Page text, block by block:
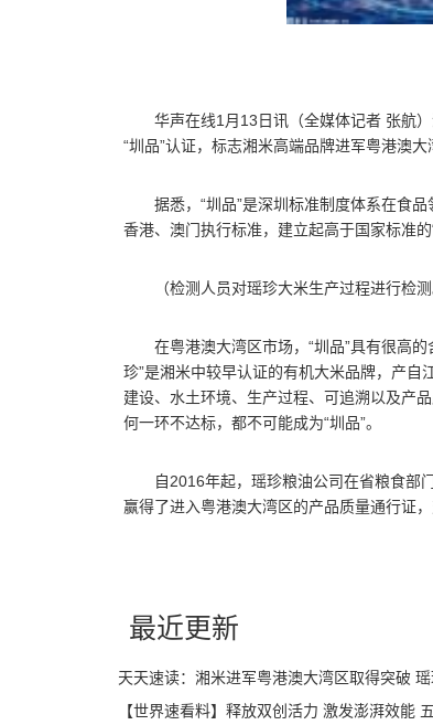
华声在线1月13日讯（全媒体记者 张航
“圳品”认证，标志湘米高端品牌进军粤港澳大
据悉，“圳品”是深圳标准制度体系在食
香港、澳门执行标准，建立起高于国家标准的
（检测人员对瑶珍大米生产过程进行检
在粤港澳大湾区市场，“圳品”具有很高
珍”是湘米中较早认证的有机大米品牌，产自
建设、水土环境、生产过程、可追溯以及产
何一环不达标，都不可能成为“圳品”。
自2016年起，瑶珍粮油公司在省粮食部
赢得了进入粤港澳大湾区的产品质量通行证
最近更新
天天速读：湘米进军粤港澳大湾区取得突破
【世界速看料】释放双创活力 激发澎湃效能